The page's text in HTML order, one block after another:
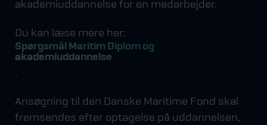
akademiuddannelse for en medarbejder.
Du kan læse mere her:
Spørgsmål Maritim Diplom og
akademiuddannelse
.
Ansøgning til den Danske Maritime Fond skal
fremsendes efter optagelse på uddannelsen,